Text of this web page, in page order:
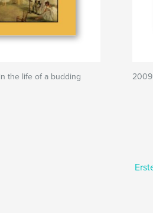
the life of a budding
2009